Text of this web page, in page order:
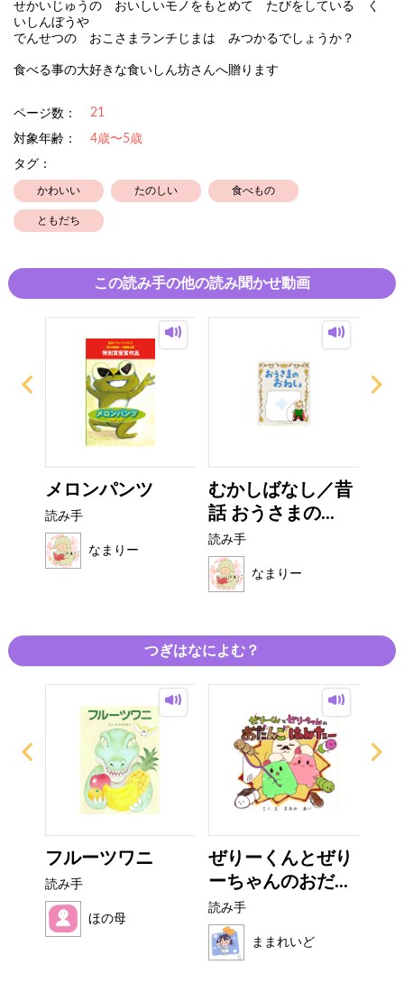
せかいじゅうの おいしいモノをもとめて たびをしている く
いしんぼうや
でんせつの おこさまランチじまは みつかるでしょうか？
食べる事の大好きな食いしん坊さんへ贈ります
ページ数： 21
対象年齢：
4歳〜5歳
タグ：
かわいい たのしい 食べもの
ともだち
この読み手の他の読み聞かせ動画
メロンパンツ
読み手
なまりー
むかしばなし／昔
話 おうさまの...
読み手
なまりー
つぎはなによむ？
フルーツワニ
読み手
ほの母
ぜりーくんとぜり
ーちゃんのおだ...
読み手
ままれいど